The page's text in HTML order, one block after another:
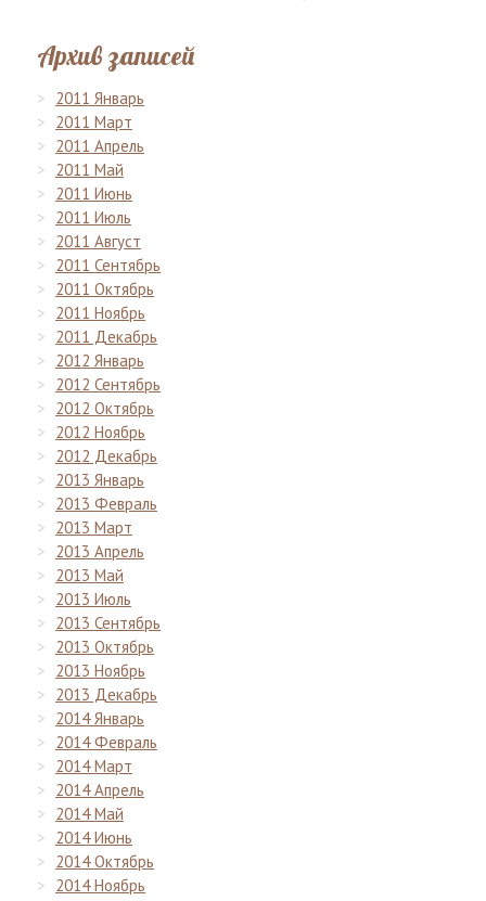
Архив записей
2011 Январь
2011 Март
2011 Апрель
2011 Май
2011 Июнь
2011 Июль
2011 Август
2011 Сентябрь
2011 Октябрь
2011 Ноябрь
2011 Декабрь
2012 Январь
2012 Сентябрь
2012 Октябрь
2012 Ноябрь
2012 Декабрь
2013 Январь
2013 Февраль
2013 Март
2013 Апрель
2013 Май
2013 Июль
2013 Сентябрь
2013 Октябрь
2013 Ноябрь
2013 Декабрь
2014 Январь
2014 Февраль
2014 Март
2014 Апрель
2014 Май
2014 Июнь
2014 Октябрь
2014 Ноябрь